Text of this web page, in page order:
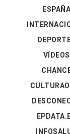
ESPAÑA
VÍDEOS